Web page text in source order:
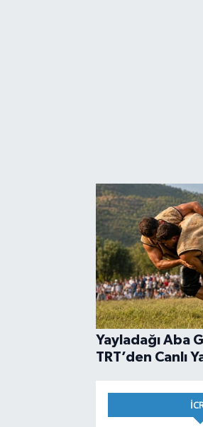
Yayladağı Aba
TRT’den Canlı